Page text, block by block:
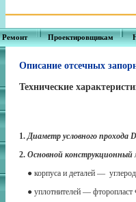
Ремонт Проектировщикам
Описание отсечных
Технические
1.Диаметр условного прохода
2. Основной конструкционный
● корпуса и деталей —
● уплотнителей —